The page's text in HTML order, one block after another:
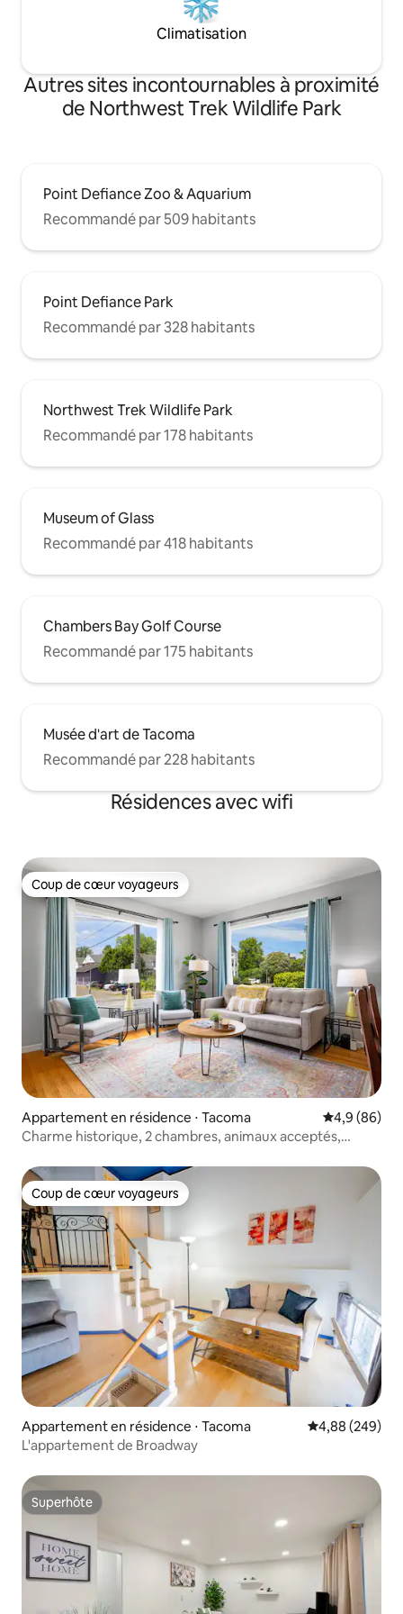
Climatisation
Autres sites incontournables à proximité
de Northwest Trek Wildlife Park
Point Defiance Zoo & Aquarium
Recommandé par 509 habitants
Point Defiance Park
Recommandé par 328 habitants
Northwest Trek Wildlife Park
Recommandé par 178 habitants
Museum of Glass
Recommandé par 418 habitants
Chambers Bay Golf Course
Recommandé par 175 habitants
Musée d'art de Tacoma
Recommandé par 228 habitants
Résidences avec wifi
Coup de cœur voyageurs
Coup de cœur voyageurs
Appartement en résidence ⋅ Tacoma Évaluation
4,9 (86)
Charme historique, 2 chambres, animaux acceptés,
Coup de cœur voyageurs
Coup de cœur voyageurs
Appartement en résidence ⋅ Tacoma Évaluation
4,88 (249)
L'appartement de Broadway
Superhôte
Superhôte